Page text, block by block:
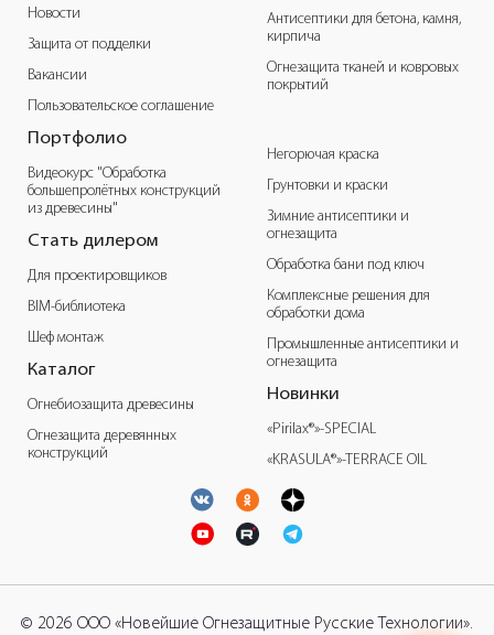
Новости
Защита от подделки
Вакансии
Пользовательское соглашение
Портфолио
Видеокурс "Обработка
большепролётных конструкций
из древесины"
Стать дилером
Для проектировщиков
BIM-библиотека
Шеф монтаж
Каталог
Огнебиозащита древесины
Огнезащита деревянных
конструкций
Антисептики для бетона, камня,
кирпича
Огнезащита тканей и ковровых
покрытий
Негорючая краска
Грунтовки и краски
Зимние антисептики и
огнезащита
Обработка бани под ключ
Комплексные решения для
обработки дома
Промышленные антисептики и
огнезащита
Новинки
«Pirilax®»-SPECIAL
«KRASULA®»-TERRACE OIL
© 2026 ООО «Новейшие Огнезащитные Русские Технологии».